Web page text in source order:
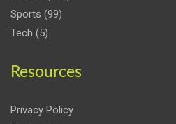
Sports (99)
Tech (5)
Resources
Privacy Policy